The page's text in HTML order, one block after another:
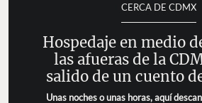
CERCA DE CDMX
Hospedaje en medio
las afueras de la
salido de un cuento
Unas noches o unas horas, aquí